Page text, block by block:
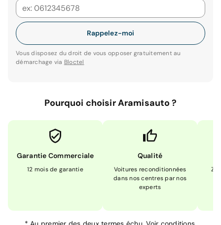
Rappelez-moi
Vous disposez du droit de vous opposer gratuitement au
démarchage via Bloctel
Pourquoi choisir Aramisauto ?
Garantie Commerciale
12 mois de garantie
Qualité
Voitures reconditionnées
dans nos centres par nos
experts